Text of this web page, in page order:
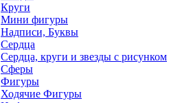
Круги
Мини фигуры
Надписи, Буквы
Сердца
Сердца, круги и звезды с рисунком
Сферы
Фигуры
Ходячие Фигуры